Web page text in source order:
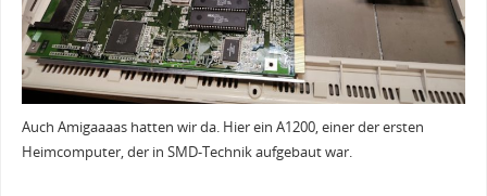
Auch Amigaaaas hatten wir da. Hier ein A1200, einer der ersten
Heimcomputer, der in SMD-Technik aufgebaut war.